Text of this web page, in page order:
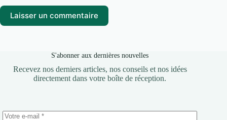
Laisser un commentaire
S'abonner aux dernières nouvelles
Recevez nos derniers articles, nos conseils et nos idées
directement dans votre boîte de réception.